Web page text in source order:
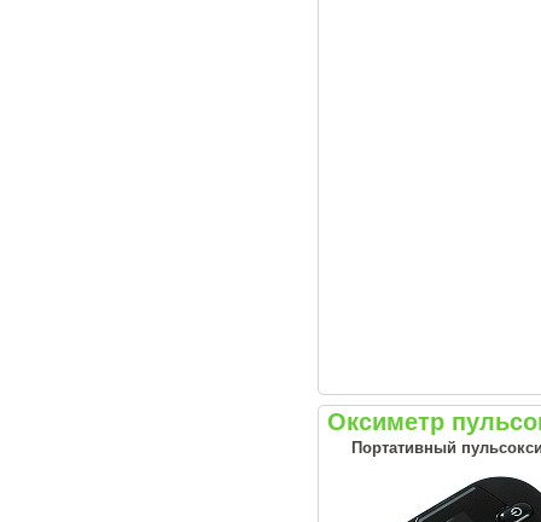
Оксиметр
Портативный